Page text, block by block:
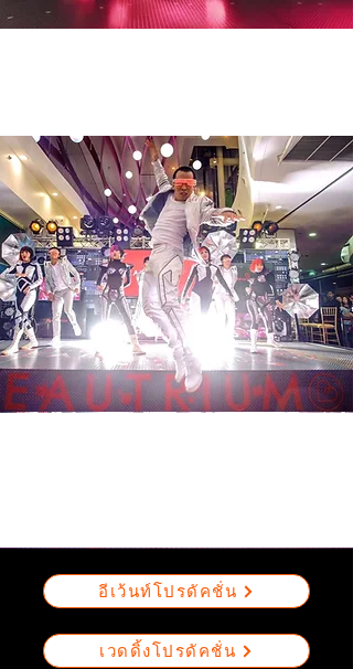
อีเว้นท์โปรดัคชั่น
เวดดิ้งโปรดัคชั่น